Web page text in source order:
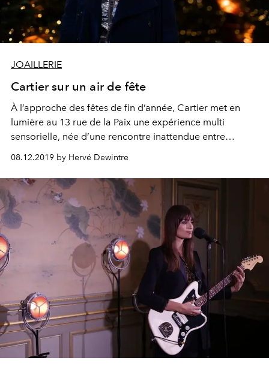
JOAILLERIE
Cartier sur un air de fête
À l’approche des fêtes de fin d’année, Cartier met en
lumière au 13 rue de la Paix une expérience multi
sensorielle, née d’une rencontre inattendue entre
Christophe Chassol et Lionel Sow.
08.12.2019 by Hervé Dewintre